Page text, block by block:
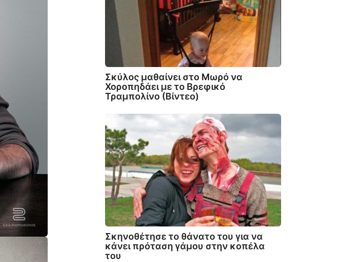
Σκύλος μαθαίνει στο Μωρό να
Χοροπηδάει με το Βρεφικό
Τραμπολίνο (Βίντεο)
Σκηνοθέτησε το θάνατο του για να
κάνει πρόταση γάμου στην κοπέλα
του